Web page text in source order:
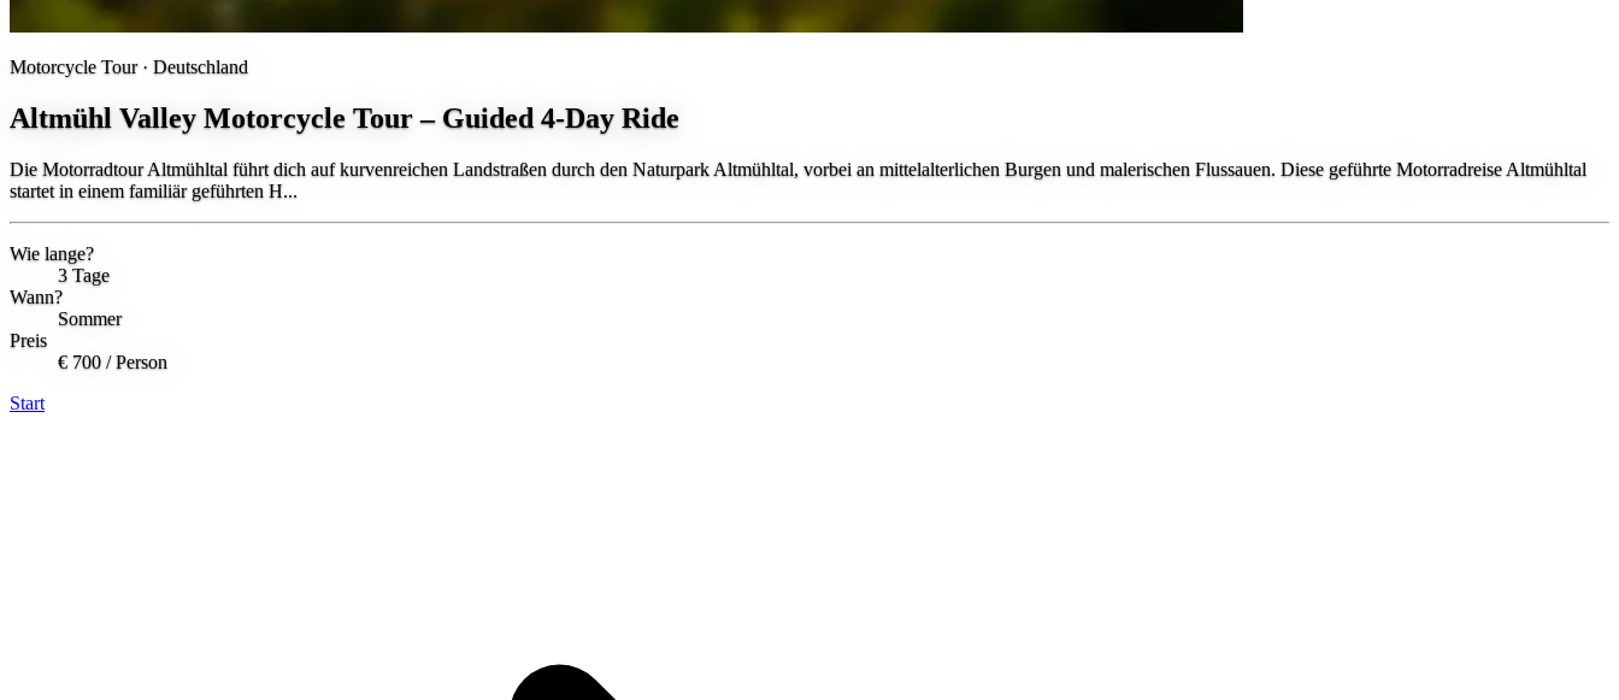
Motorcycle Tour · Deutschland
Altmühl Valley Motorcycle Tour – Guided 4-Day Ride
Die Motorradtour Altmühltal führt dich auf kurvenreichen Landstraßen durch den Naturpark Altmühltal, vorbei an mittelalterlichen Burgen und malerischen Flussauen. Diese geführte Motorradreise Altmühltal
startet in einem familiär geführten H...
Wie lange?
3 Tage
Wann?
Sommer
Preis
€ 700 / Person
Start